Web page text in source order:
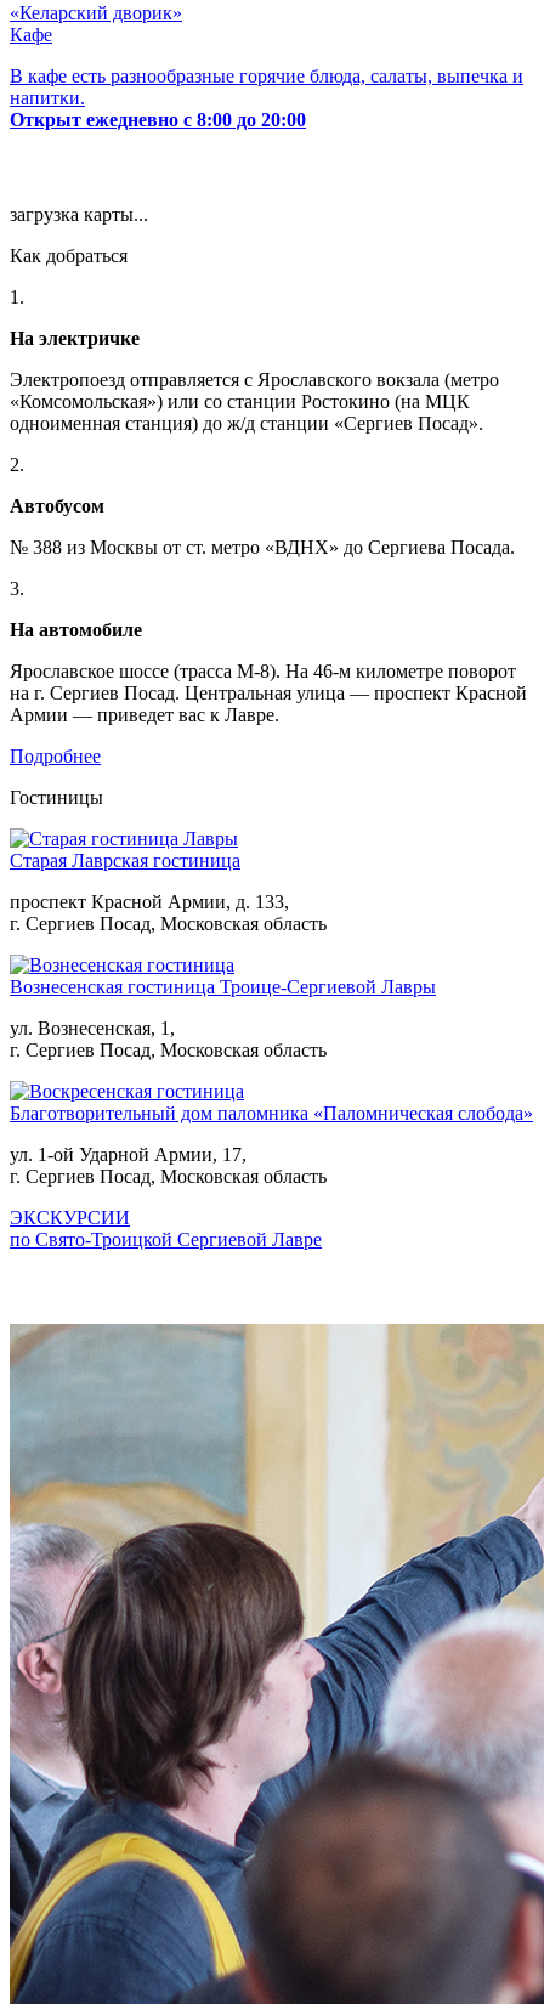
«Келарский дворик»
Кафе
В кафе есть разнообразные горячие блюда, салаты, выпечка и
напитки.
Открыт ежедневно с 8:00 до 20:00
загрузка карты...
Как добраться
1.
На электричке
Электропоезд отправляется с Ярославского вокзала (метро
«Комсомольская») или со станции Ростокино (на МЦК
одноименная станция) до ж/д станции «Сергиев Посад».
2.
Автобусом
№ 388 из Москвы от ст. метро «ВДНХ» до Сергиева Посада.
3.
На автомобиле
Ярославское шоссе (трасса М-8). На 46-м километре поворот
на г. Сергиев Посад. Центральная улица — проспект Красной
Армии — приведет вас к Лавре.
Подробнее
Гостиницы
Старая Лаврская гостиница
проспект Красной Армии, д. 133,
г. Сергиев Посад, Московская область
Вознесенская гостиница Троице-Сергиевой Лавры
ул. Вознесенская, 1,
г. Сергиев Посад, Московская область
Благотворительный дом паломника «Паломническая слобода»
ул. 1-ой Ударной Армии, 17,
г. Сергиев Посад, Московская область
ЭКСКУРСИИ
по Свято-Троицкой Сергиевой Лавре